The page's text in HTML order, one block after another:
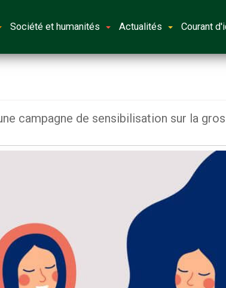
Société et humanités Actualités Courant
campagne de sensibilisation sur la